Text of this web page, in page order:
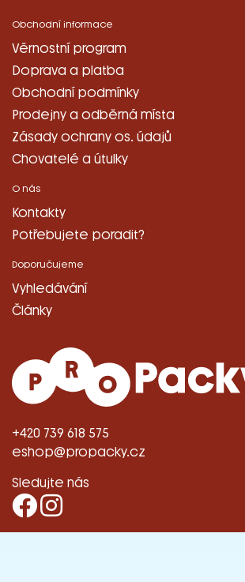
+420 739 618 575
eshop@propacky.cz
Sledujte nás
Obchodní informace
Věrnostní program
Doprava a platba
Obchodní podmínky
Prodejny a odběrná místa
Zásady ochrany os. údajů
Chovatelé a útulky
O nás
Kontakty
Potřebujete poradit?
Doporučujeme
Vyhledávání
Články